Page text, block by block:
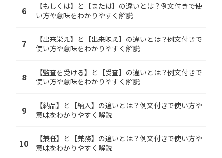
6
【もしくは】と【または】の違いとは？例文付きで使
い方や意味をわかりやすく解説
7
【出来栄え】と【出来映え】の違いとは？例文付きで
使い方や意味をわかりやすく解説
8
【監査を受ける】と【受査】の違いとは？例文付きで
使い方や意味をわかりやすく解説
9
【納品】と【納入】の違いとは？例文付きで使い方や
意味をわかりやすく解説
10
【兼任】と【兼務】の違いとは？例文付きで使い方や
意味をわかりやすく解説